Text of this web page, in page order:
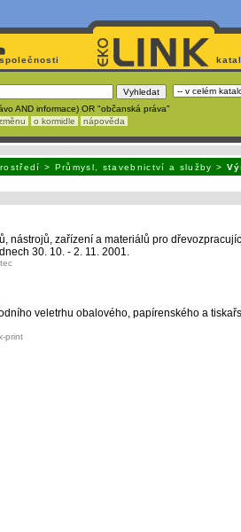
AND informace) OR "občanská práva"
o kormidle nápověda
> Průmysl, stavebnictví a služby >
nástrojů, zařízení a materiálů pro
30. 10. - 2. 11. 2001.
veletrhu obalového, papírenského a
print